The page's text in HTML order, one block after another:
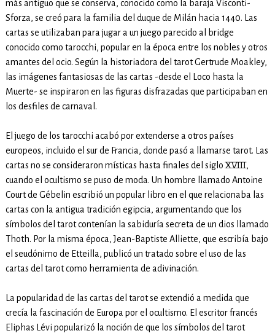
más antiguo que se conserva, conocido como la baraja Visconti-
Sforza, se creó para la familia del duque de Milán hacia 1440. Las
cartas se utilizaban para jugar a un juego parecido al bridge
conocido como tarocchi, popular en la época entre los nobles y otros
amantes del ocio. Según la historiadora del tarot Gertrude Moakley,
las imágenes fantasiosas de las cartas -desde el Loco hasta la
Muerte- se inspiraron en las figuras disfrazadas que participaban en
los desfiles de carnaval.
El juego de los tarocchi acabó por extenderse a otros países
europeos, incluido el sur de Francia, donde pasó a llamarse tarot. Las
cartas no se consideraron místicas hasta finales del siglo XVIII,
cuando el ocultismo se puso de moda. Un hombre llamado Antoine
Court de Gébelin escribió un popular libro en el que relacionaba las
cartas con la antigua tradición egipcia, argumentando que los
símbolos del tarot contenían la sabiduría secreta de un dios llamado
Thoth. Por la misma época, Jean-Baptiste Alliette, que escribía bajo
el seudónimo de Etteilla, publicó un tratado sobre el uso de las
cartas del tarot como herramienta de adivinación.
La popularidad de las cartas del tarot se extendió a medida que
crecía la fascinación de Europa por el ocultismo. El escritor francés
Eliphas Lévi popularizó la noción de que los símbolos del tarot